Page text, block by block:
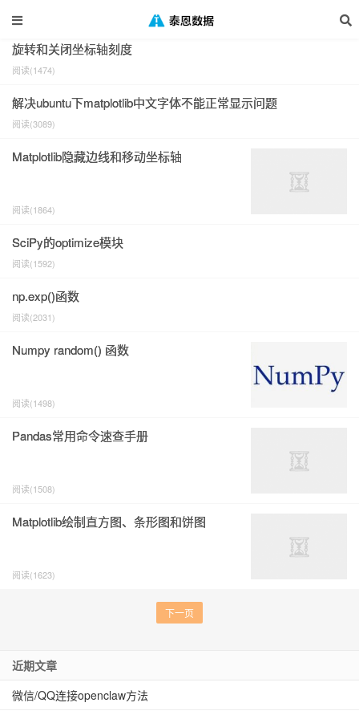
2021年06月的文章
旋转和关闭坐标轴刻度
阅读(1474)
解决ubuntu下matplotlib中文字体不能正常显示问题
阅读(3089)
Matplotlib隐藏边线和移动坐标轴
阅读(1864)
SciPy的optimize模块
阅读(1592)
np.exp()函数
阅读(2031)
Numpy random() 函数
阅读(1498)
Pandas常用命令速查手册
阅读(1508)
Matplotlib绘制直方图、条形图和饼图
阅读(1623)
下一页
近期文章
微信/QQ连接openclaw方法